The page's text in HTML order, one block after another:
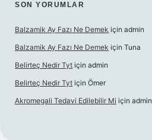
SON YORUMLAR
Balzamik Ay Fazı Ne Demek için admin
Balzamik Ay Fazı Ne Demek için Tuna
Belirteç Nedir Tyt için admin
Belirteç Nedir Tyt için Ömer
Akromegali Tedavi Edilebilir Mi için admin